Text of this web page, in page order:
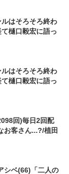
ルはそろそろ終わ
樋口毅宏に語っ
ルはそろそろ終わ
樋口毅宏に語っ
回)毎日2回配
お客さん...?/植田
シベ(66)「二人の